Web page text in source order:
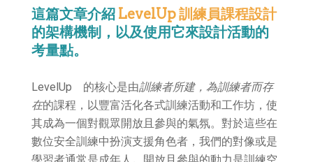
這篇文章介紹 LevelUp 訓練員課程設計
的架構機制，以及使用它來設計活動的
考量點。
LevelUp 的核心是由訓練者所建，為訓練者而存
在的課程，以豐富活化各式訓練活動和工作坊，使
其成為一個對觀眾開放且參與的氣氛。對於這些在
數位安全訓練中扮演支援角色者，我們的對像或是
學習者通常是成年人。開放且參與的動力是訓練空